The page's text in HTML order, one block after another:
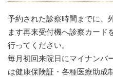
予約された診察時間までに、
ます再来受付機へ診察カード
行ってください。
毎月初回来院日にマイナンバ
は健康保険証・各種医療助成